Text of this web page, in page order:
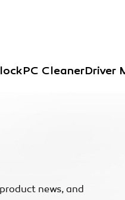
PC CleanerDriver
news, and